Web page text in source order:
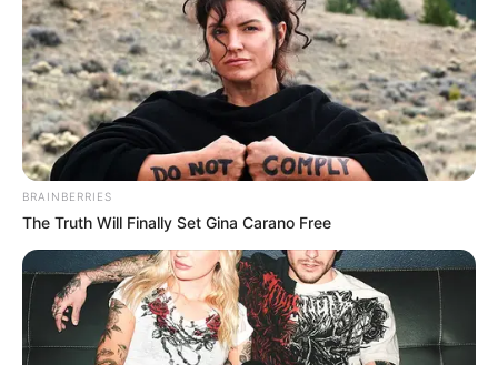
BRAINBERRIES
The Truth Will Finally Set Gina Carano Free